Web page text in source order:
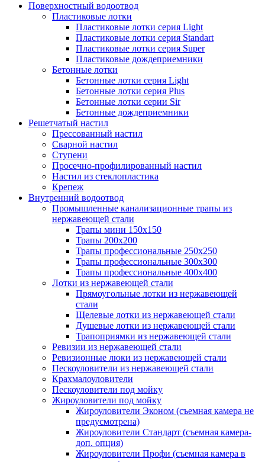
Поверхностный водоотвод
Пластиковые лотки
Пластиковые лотки серия Light
Пластиковые лотки серия Standart
Пластиковые лотки серия Super
Пластиковые дождеприемники
Бетонные лотки
Бетонные лотки серия Light
Бетонные лотки серия Plus
Бетонные лотки серии Sir
Бетонные дождеприемники
Решетчатый настил
Прессованный настил
Сварной настил
Ступени
Просечно-профилированный настил
Настил из стеклопластика
Крепеж
Внутренний водоотвод
Промышленные канализационные трапы из
нержавеющей стали
Трапы мини 150х150
Трапы 200х200
Трапы профессиональные 250х250
Трапы профессиональные 300х300
Трапы профессиональные 400х400
Лотки из нержавеющей стали
Прямоугольные лотки из нержавеющей
стали
Щелевые лотки из нержавеющей стали
Душевые лотки из нержавеющей стали
Трапоприямки из нержавеющей стали
Ревизии из нержавеющей стали
Ревизионные люки из нержавеющей стали
Пескоуловители из нержавеющей стали
Крахмалоуловители
Пескоуловители под мойку
Жироуловители под мойку
Жироуловители Эконом (съемная камера не
предусмотрена)
Жироуловители Стандарт (съемная камера-
доп. опция)
Жироуловители Профи (съемная камера в